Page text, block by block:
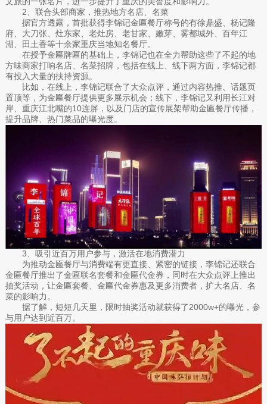
2、联合头部商家，推热地方名店、名菜
据官方透露，首批获得李锦记金匾餐厅称号的有徐鼎盛、杨记隆
府、大刀张、灶东家、老灶房、老甘家、嫩芽、雾都城外、百年江
湖、田土香等十余家重庆当地知名餐厅。
在授予金匾牌匾的基础上，李锦记也在全力帮助这些了不起的地
方味商家打响名店、名菜招牌，包括在线上、线下两方面，李锦记都
有投入大量的扶持资源。
比如，在线上，李锦记联合了大众点评，通过内容热推、话题页
置顶等，为金匾餐厅提供更多展示机会；线下，李锦记又利用长江对
岸、重庆江北嘴的10连屏，以及门店的宣传展架帮助金匾餐厅传播，
提升品牌、热门菜品的曝光度。
3、吸引近百万用户参与，激活在地消费潜力
为推动金匾餐厅与消费端有更直接、紧密的链接，李锦记还联合
金匾餐厅推出了金匾联名套餐和金匾代金券，同时在大众点评上推出
抽奖活动，让金匾套餐、金匾代金券惠及更多消费者，扩大名店、名
菜的影响力。
据了解，短短几天里，限时抽奖活动就获得了2000w+的曝光，参
与用户达到近百万。